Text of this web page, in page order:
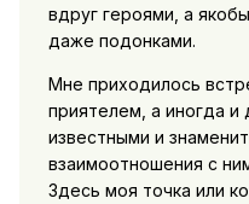
вдруг героями, а
даже подонками.
Мне приходилось
приятелем, а иногда и
известными и
взаимоотношения с
Здесь моя точка или